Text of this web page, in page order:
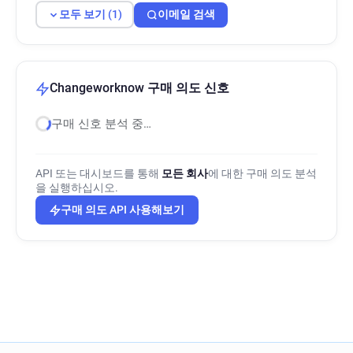
모두 보기 (1) 이메일 검색
Changeworknow 구매 의도 신호
구매 신호 분석 중…
API 또는 대시보드를 통해 모든 회사에 대한 구매 의도 분석
을 실행하십시오.
구매 의도 API 사용해보기